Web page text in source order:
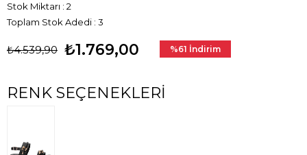
Stok Miktarı : 2
Toplam Stok Adedi : 3
₺4.539,90 ₺1.769,00 %61 İndirim
RENK SEÇENEKLERI